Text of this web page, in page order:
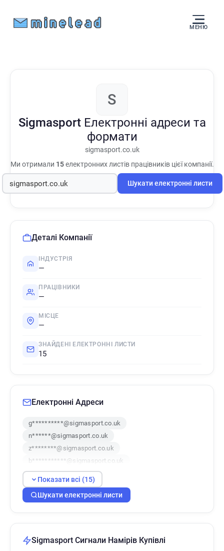
МЕНЮ
S
Sigmasport Електронні адреси та
формати
sigmasport.co.uk
Ми отримали 15електронних листів працівників цієї компанії.
Шукати електронні листи
Деталі Компанії
ІНДУСТРІЯ
—
ПРАЦІВНИКИ
—
МІСЦЕ
—
ЗНАЙДЕНІ ЕЛЕКТРОННІ ЛИСТИ
15
Електронні Адреси
g**********@sigmasport.co.uk
n******@sigmasport.co.uk
z********@sigmasport.co.uk
b***********@sigmasport.co.uk
j**********@sigmasport.co.uk
h************@sigmasport.co.uk
r************@sigmasport.co.uk
z**********@sigmasport.co.uk
Показати всі (15)
Шукати електронні листи
Sigmasport Сигнали Намірів Купівлі